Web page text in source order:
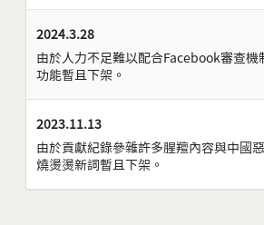
2024.3.28
由於人力不足難以配合Facebook審查機
功能暫且下架。
2023.11.13
由於貢獻紀錄參雜許多腥羶內容與中國
燒燙燙新詞暫且下架。